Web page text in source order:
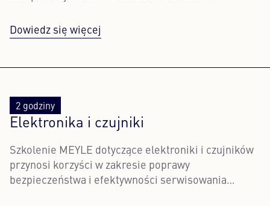
Dowiedz się więcej
2 godziny
Elektronika i czujniki
Szkolenie MEYLE dotyczące elektroniki i czujników
przynosi korzyści w zakresie poprawy
bezpieczeństwa i efektywności serwisowania